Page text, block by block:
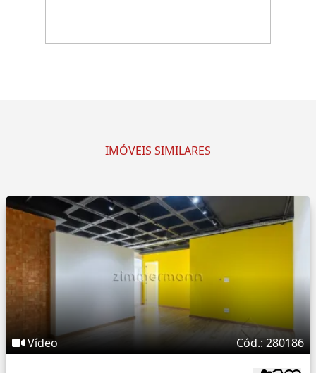
IMÓVEIS SIMILARES
Vídeo Cód.: 280186